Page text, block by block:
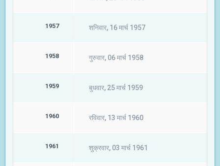
1957 शनिवार, 16 मार्च 1957
1958 गुरुवार, 06 मार्च 1958
1959 बुधवार, 25 मार्च 1959
1960 रविवार, 13 मार्च 1960
1961 शुक्रवार, 03 मार्च 1961